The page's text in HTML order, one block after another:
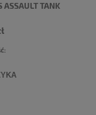
ASSAULT TANK